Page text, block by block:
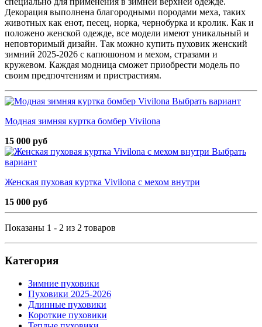
Декорация выполнена благородными породами меха, таких
животных как енот, песец, норка, чернобурка и кролик. Как и
положено женской одежде, все модели имеют уникальный и
неповторимый дизайн. Так можно купить пуховик женский
зимний 2025-2026 с капюшоном и мехом, стразами и
кружевом. Каждая модница сможет приобрести модель по
своим предпочтениям и пристрастиям.
Выбрать вариант
Модная зимняя куртка бомбер Vivilona
15 000 руб
Выбрать
вариант
Женская пуховая куртка Vivilona с мехом внутри
15 000 руб
Показаны 1 - 2 из 2 товаров
Категория
Зимние пуховики
Пуховики 2025-2026
Длинные пуховики
Короткие пуховики